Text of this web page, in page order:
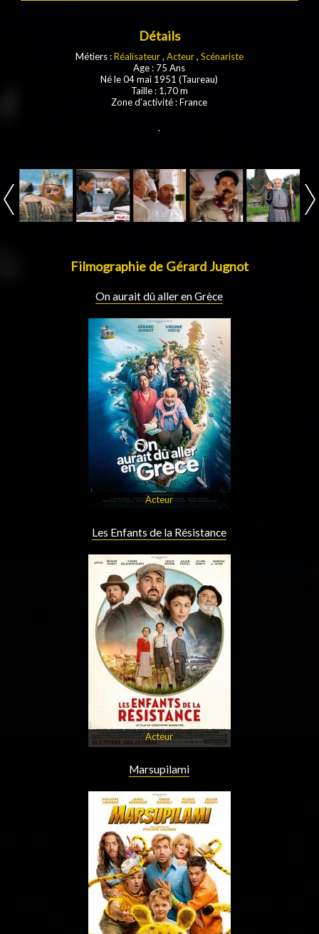
Détails
Métiers :Réalisateur, Acteur, Scénariste
Age : 75 Ans
Né le 04 mai 1951 (Taureau)
Taille : 1,70 m
Zone d'activité : France
.
Filmographie de Gérard Jugnot
On aurait dû aller en Grèce
Acteur
Les Enfants de la Résistance
Acteur
Marsupilami